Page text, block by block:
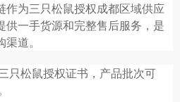
作为三只松鼠授权成都区域供应
供一手货源和完整售后服务，是
道。
只松鼠授权证书，产品批次可